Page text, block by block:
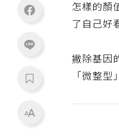
怎樣的顏
了自己好
撇除基因
「微整型